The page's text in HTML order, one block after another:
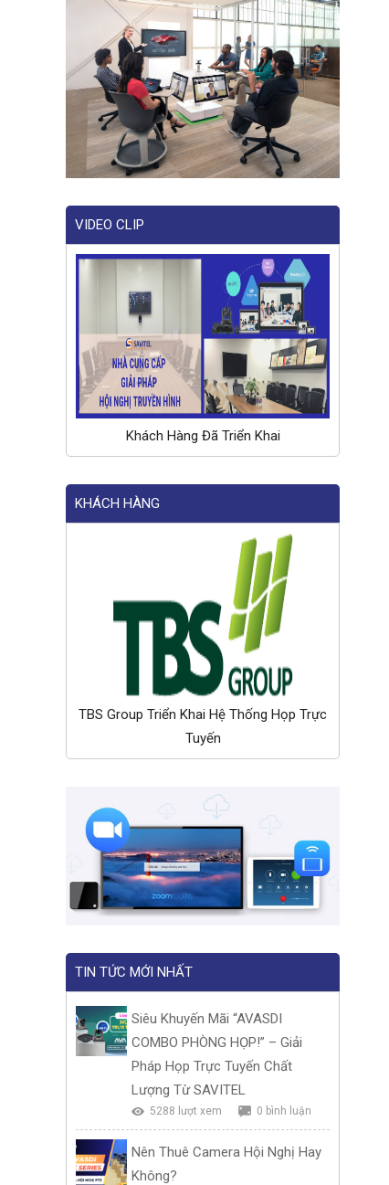
VIDEO CLIP
Khách Hàng Đã Triển Khai
KHÁCH HÀNG
TBS Group Triển Khai Hệ Thống Họp Trực
Tuyến
TIN TỨC MỚI NHẤT
Siêu Khuyến Mãi “AVASDI
COMBO PHÒNG HỌP!” – Giải
Pháp Họp Trực Tuyến Chất
Lượng Từ SAVITEL
5288 lượt xem 0 bình luận
Nên Thuê Camera Hội Nghị Hay
Không?